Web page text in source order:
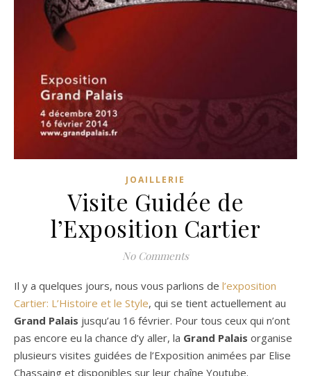
JOAILLERIE
Visite Guidée de
l’Exposition Cartier
No Comments
Il y a quelques jours, nous vous parlions de l’exposition
Cartier: L’Histoire et le Style, qui se tient actuellement au
Grand Palais jusqu’au 16 février. Pour tous ceux qui n’ont
pas encore eu la chance d’y aller, la Grand Palais organise
plusieurs visites guidées de l’Exposition animées par Elise
Chassaing et disponibles sur leur chaîne Youtube.